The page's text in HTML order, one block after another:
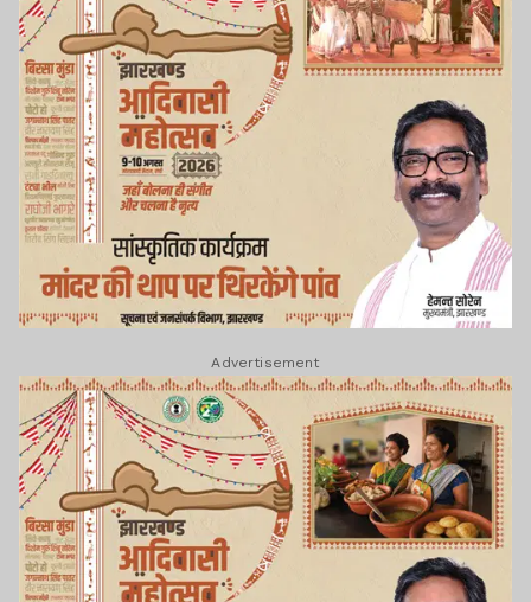
Advertisement